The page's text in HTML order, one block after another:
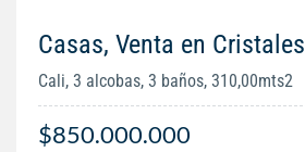
Casas, Venta en Cristales
Cali, 3 alcobas, 3 baños, 310,00mts2
$850.000.000